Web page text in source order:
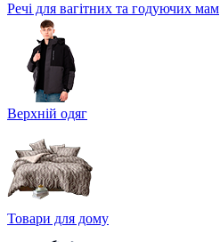
Речі для вагітних та годуючих мам
Верхній одяг
Товари для дому